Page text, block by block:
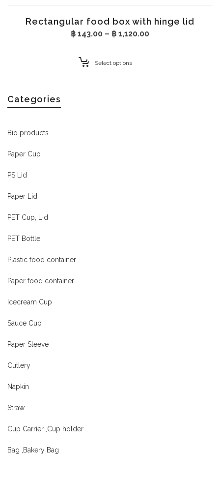
Rectangular food box with hinge lid
฿ 143.00 – ฿ 1,120.00Price
Select options
Categories
Bio products
Paper Cup
PS Lid
Paper Lid
PET Cup, Lid
PET Bottle
Plastic food container
Paper food container
Icecream Cup
Sauce Cup
Paper Sleeve
Cutlery
Napkin
Straw
Cup Carrier ,Cup holder
Bag ,Bakery Bag